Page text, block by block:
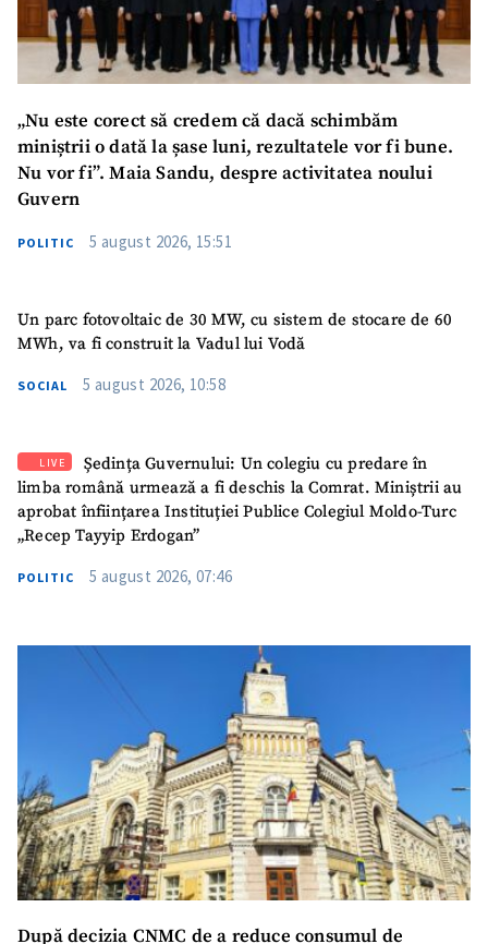
SUSȚINE
„Nu este corect să credem că dacă schimbăm
miniștrii o dată la șase luni, rezultatele vor fi bune.
Nu vor fi”. Maia Sandu, despre activitatea noului
Guvern
POLITIC 5 august 2026, 15:51
Un parc fotovoltaic de 30 MW, cu sistem de stocare de 60
MWh, va fi construit la Vadul lui Vodă
SOCIAL 5 august 2026, 10:58
LIVE
Ședința Guvernului: Un colegiu cu predare în
limba română urmează a fi deschis la Comrat. Miniștrii au
aprobat înființarea Instituției Publice Colegiul Moldo-Turc
„Recep Tayyip Erdogan”
POLITIC 5 august 2026, 07:46
După decizia CNMC de a reduce consumul de
Telefon
+ Telefon personal
Am citit și sunt de
confidențialitate.
TRIMITE ȘTIREA